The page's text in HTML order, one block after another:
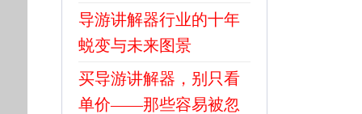
导游讲解器行业的十年
蜕变与未来图景
买导游讲解器，别只看
单价——那些容易被忽